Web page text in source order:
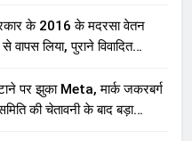
के 2016 के मदरसा वेतन
वापस लिया, पुराने विवादित
पर झुका Meta, मार्क जकरबर्ग
की चेतावनी के बाद बड़ा